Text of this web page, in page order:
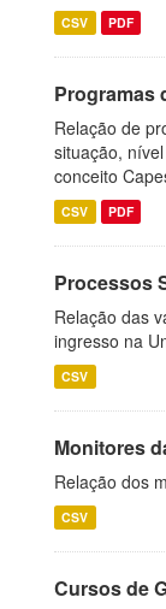
CSV PDF
Programas
Relação de
situação,
conceito
CSV PDF
Processos
Relação das
ingresso na
CSV
Monitores
Relação dos
CSV
Cursos de